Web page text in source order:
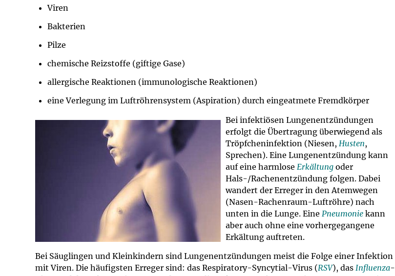
Recht auf Impfung
Vorsorge- und Impferinnerung
Material zu den Vorsorgen
Entwicklungskalender
Broschüren und Informationsflyer
U0-Vorsorge
Viren
Bakterien
Pilze
chemische Reizstoffe (giftige Gase)
allergische Reaktionen (immunologische Reaktionen)
eine Verlegung im Luftröhrensystem (Aspiration) durch eingeatmete Fremdkörper
Bei infektiösen Lungenentzündungen
erfolgt die Übertragung überwiegend als
Tröpfcheninfektion (Niesen, Husten,
Sprechen). Eine Lungenentzündung kann
auf eine harmlose Erkältung oder
Hals-/Rachenentzündung folgen. Dabei
wandert der Erreger in den Atemwegen
(Nasen-Rachenraum-Luftröhre) nach
unten in die Lunge. Eine Pneumonie kann
aber auch ohne eine vorhergegangene
Erkältung auftreten.
Bei Säuglingen und Kleinkindern sind Lungenentzündungen meist die Folge einer Infektion
mit Viren. Die häufigsten Erreger sind: das Respiratory-Syncytial-Virus (RSV), das Influenza-